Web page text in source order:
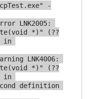
-
LNK2005:
*)" (??
in
LNK4006:
*)" (??
in
definition